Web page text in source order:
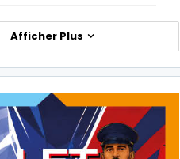
Afficher Plus